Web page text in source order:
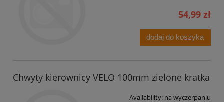
54,99 zł
dodaj do koszyka
Chwyty kierownicy VELO 100mm zielone kratka
Availability: na wyczerpaniu